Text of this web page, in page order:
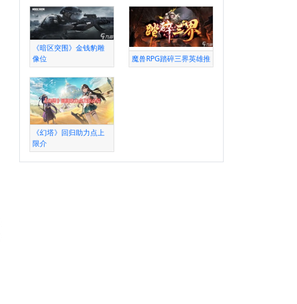
《暗区突围》金钱豹雕
像位
魔兽RPG踏碎三界英雄推
《幻塔》回归助力点上
限介